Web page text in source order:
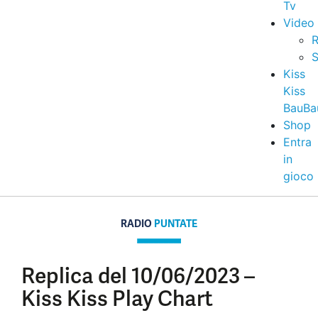
Tv
Video
Kiss
Kiss
Shop
Entra
in
gioco
RADIO PUNTATE
Replica del 10/06/2023 –
Kiss Kiss Play Chart